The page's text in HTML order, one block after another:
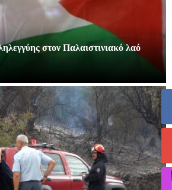
στον Παλαιστινιακό λαό